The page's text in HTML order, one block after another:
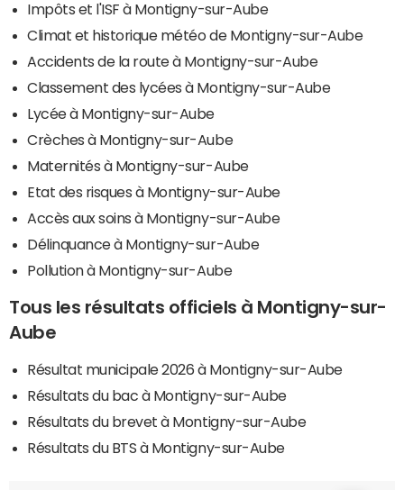
Impôts et l'ISF à Montigny-sur-Aube
Climat et historique météo de Montigny-sur-Aube
Accidents de la route à Montigny-sur-Aube
Classement des lycées à Montigny-sur-Aube
Lycée à Montigny-sur-Aube
Crèches à Montigny-sur-Aube
Maternités à Montigny-sur-Aube
Etat des risques à Montigny-sur-Aube
Accès aux soins à Montigny-sur-Aube
Délinquance à Montigny-sur-Aube
Pollution à Montigny-sur-Aube
Tous les résultats officiels à Montigny-sur-
Aube
Résultat municipale 2026 à Montigny-sur-Aube
Résultats du bac à Montigny-sur-Aube
Résultats du brevet à Montigny-sur-Aube
Résultats du BTS à Montigny-sur-Aube